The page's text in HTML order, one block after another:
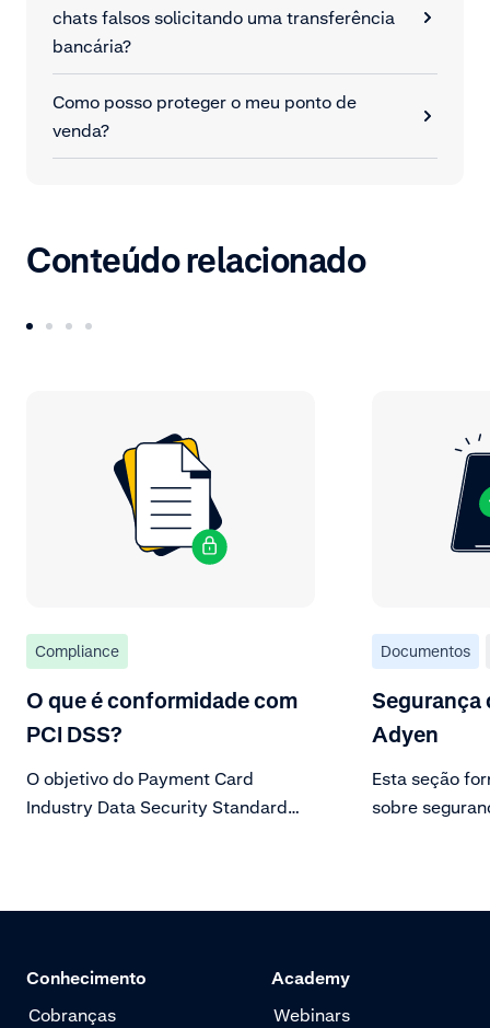
chats falsos solicitando uma transferência
bancária?
Como posso proteger o meu ponto de
venda?
Conteúdo relacionado
Compliance
O que é conformidade com
PCI DSS?
O objetivo do Payment Card
Industry Data Security Standard
Documentos
Segurança
Adyen
Esta seção
sobre
Conhecimento
Cobranças
Academy
Webinars